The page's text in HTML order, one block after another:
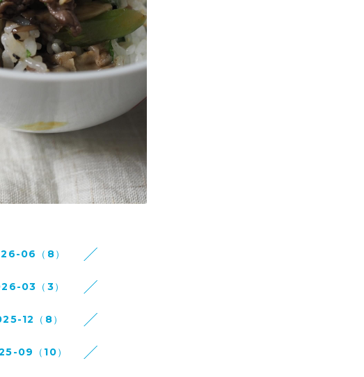
06（8）
03（3）
12（8）
09（10）